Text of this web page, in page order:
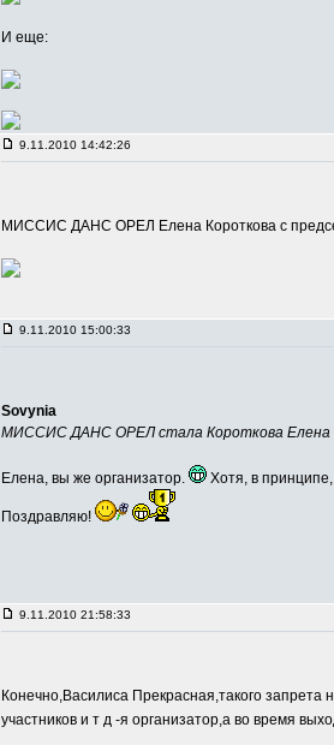
И еще:
9.11.2010 14:42:26
МИССИС ДАНС ОРЕЛ Елена Короткова с
9.11.2010 15:00:33
Sovynia
МИССИС ДАНС ОРЕЛ стала Короткова Елена
Елена, вы же организатор. Хотя, в принципе,
Поздравляю!
9.11.2010 21:58:33
Конечно,Василиса Прекрасная,такого запрета
участников и т д -я организатор,а во время